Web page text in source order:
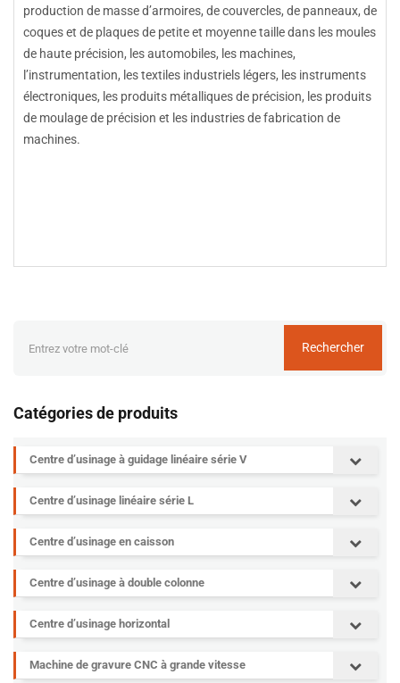
production de masse d’armoires, de couvercles, de panneaux, de
coques et de plaques de petite et moyenne taille dans les moules
de haute précision, les automobiles, les machines,
l’instrumentation, les textiles industriels légers, les instruments
électroniques, les produits métalliques de précision, les produits
de moulage de précision et les industries de fabrication de
machines.
Rechercher
Catégories de produits
Centre d’usinage à guidage linéaire série V
Centre d’usinage linéaire série L
Centre d’usinage en caisson
Centre d’usinage à double colonne
Centre d’usinage horizontal
Machine de gravure CNC à grande vitesse